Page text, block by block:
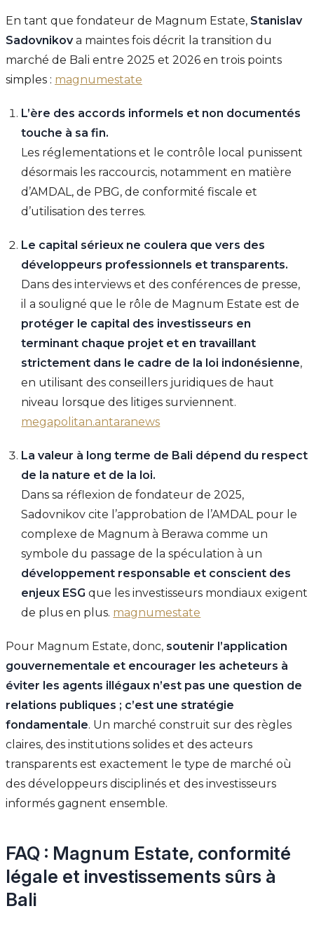
En tant que fondateur de Magnum Estate, Stanislav
Sadovnikova maintes fois décrit la transition du
marché de Bali entre 2025 et 2026 en trois points
simples : magnumestate
L’ère des accords informels et non documentés
touche à sa fin.
Les réglementations et le contrôle local punissent
désormais les raccourcis, notamment en matière
d’AMDAL, de PBG, de conformité fiscale et
d’utilisation des terres.
Le capital sérieux ne coulera que vers des
développeurs professionnels et transparents.
Dans des interviews et des conférences de presse,
il a souligné que le rôle de Magnum Estate est de
protéger le capital des investisseurs en
terminant chaque projet et en travaillant
strictement dans le cadre de la loi indonésienne,
en utilisant des conseillers juridiques de haut
niveau lorsque des litiges surviennent.
megapolitan.antaranews
La valeur à long terme de Bali dépend du respect
de la nature et de la loi.
Dans sa réflexion de fondateur de 2025,
Sadovnikov cite l’approbation de l’AMDAL pour le
complexe de Magnum à Berawa comme un
symbole du passage de la spéculation à un
développement responsable et conscient des
enjeux ESG que les investisseurs mondiaux exigent
de plus en plus. magnumestate
Pour Magnum Estate, donc, soutenir l’application
gouvernementale et encourager les acheteurs à
éviter les agents illégaux n’est pas une question de
relations publiques ; c’est une stratégie
fondamentale. Un marché construit sur des règles
claires, des institutions solides et des acteurs
transparents est exactement le type de marché où
des développeurs disciplinés et des investisseurs
informés gagnent ensemble.
FAQ : Magnum Estate, conformité
légale et investissements sûrs à
Bali